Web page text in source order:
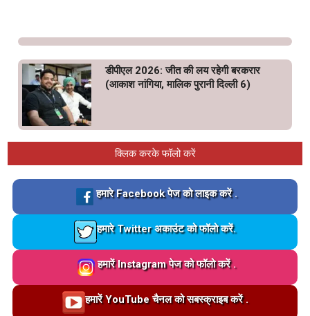
डीपीएल 2026: जीत की लय रहेगी बरकरार
(आकाश नांगिया, मालिक पुरानी दिल्ली 6)
क्लिक करके फॉलो करें
Loading…
हमारे Facebook पेज को लाइक करें .
Loading…
हमारे Twitter अकाउंट को फॉलो करें.
Loading…
हमारें Instagram पेज को फॉलो करें .
Loading…हमारें YouTube चैनल को सबस्क्राइब करें .